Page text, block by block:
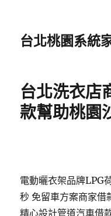
台北桃園系統
台北洗衣店
款幫助桃園
電動曬衣架品牌LPG
秒 免留車方案商家借
精心設計管道汽車借